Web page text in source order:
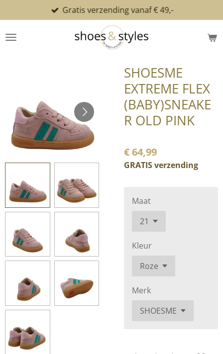
direct
naar
Gratis verzending vanaf € 49,-
SHOESME
EXTREME FLEX
(BABY)SNEAKE
R OLD PINK
€ 64,99
GRATIS verzending
Maat
Kleur
Merk